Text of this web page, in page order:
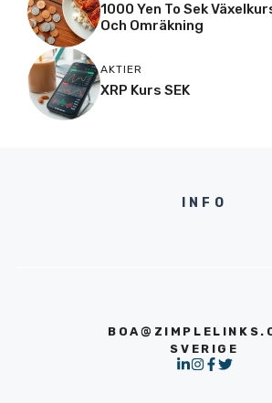
1000 Yen To Sek
Och Omräkning
AKTIER
XRP Kurs SEK
INFO
SVERIGE